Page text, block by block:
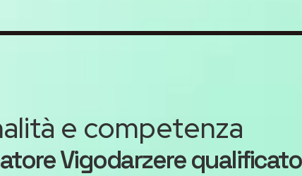
e competenza
Vigodarzere qualificato